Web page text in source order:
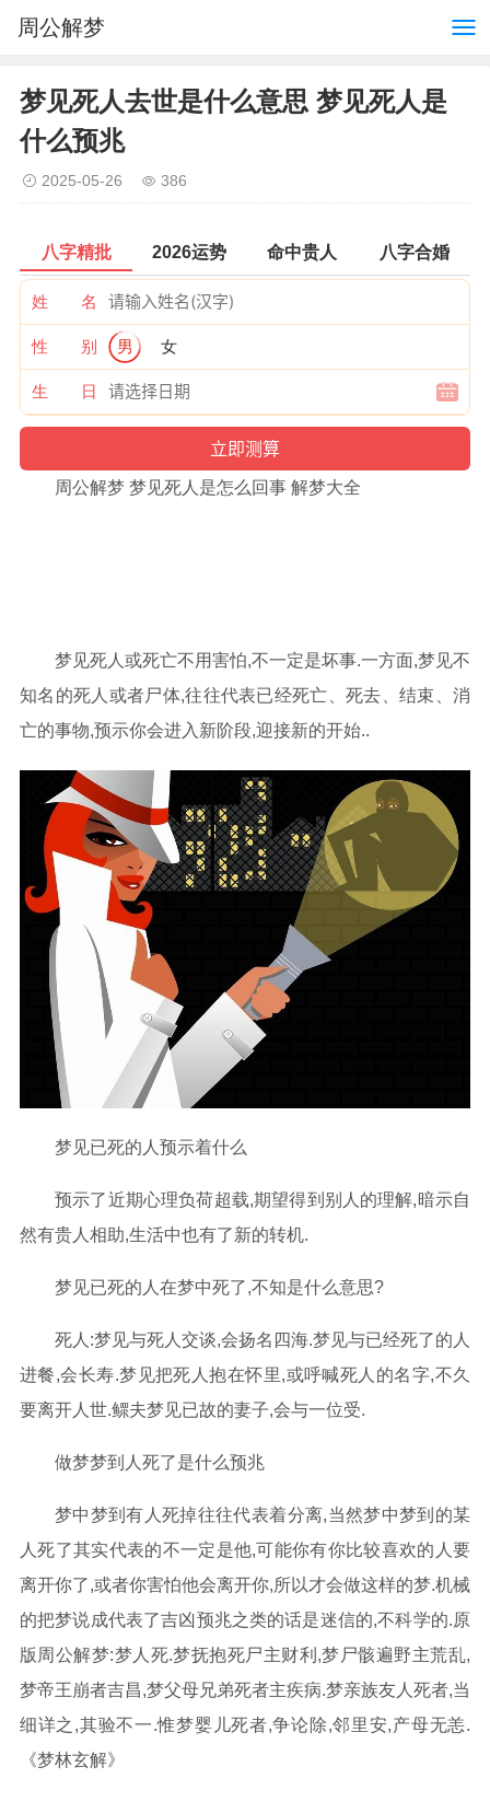
周公解梦
梦见死人去世是什么意思 梦见死人是
什么预兆
2025-05-26 386
八字精批 2026运势 命中贵人 八字合婚
姓 名
性 别 男 女
生 日
周公解梦 梦见死人是怎么回事 解梦大全
梦见死人或死亡不用害怕,不一定是坏事.一方面,梦见不
知名的死人或者尸体,往往代表已经死亡、死去、结束、消
亡的事物,预示你会进入新阶段,迎接新的开始..
梦见已死的人预示着什么
预示了近期心理负荷超载,期望得到别人的理解,暗示自
然有贵人相助,生活中也有了新的转机.
梦见已死的人在梦中死了,不知是什么意思?
死人:梦见与死人交谈,会扬名四海.梦见与已经死了的人
进餐,会长寿.梦见把死人抱在怀里,或呼喊死人的名字,不久
要离开人世.鳏夫梦见已故的妻子,会与一位受.
做梦梦到人死了是什么预兆
梦中梦到有人死掉往往代表着分离,当然梦中梦到的某
人死了其实代表的不一定是他,可能你有你比较喜欢的人要
离开你了,或者你害怕他会离开你,所以才会做这样的梦.机械
的把梦说成代表了吉凶预兆之类的话是迷信的,不科学的.原
版周公解梦:梦人死.梦抚抱死尸主财利,梦尸骸遍野主荒乱,
梦帝王崩者吉昌,梦父母兄弟死者主疾病.梦亲族友人死者,当
细详之,其验不一.惟梦婴儿死者,争论除,邻里安,产母无恙.
《梦林玄解》